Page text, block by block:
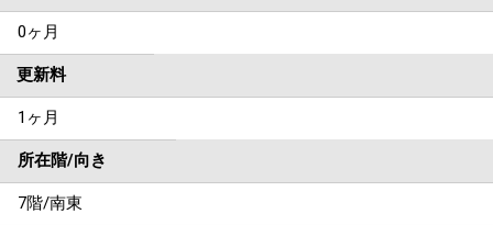
0ヶ月
更新料
1ヶ月
所在階/向き
7階/南東